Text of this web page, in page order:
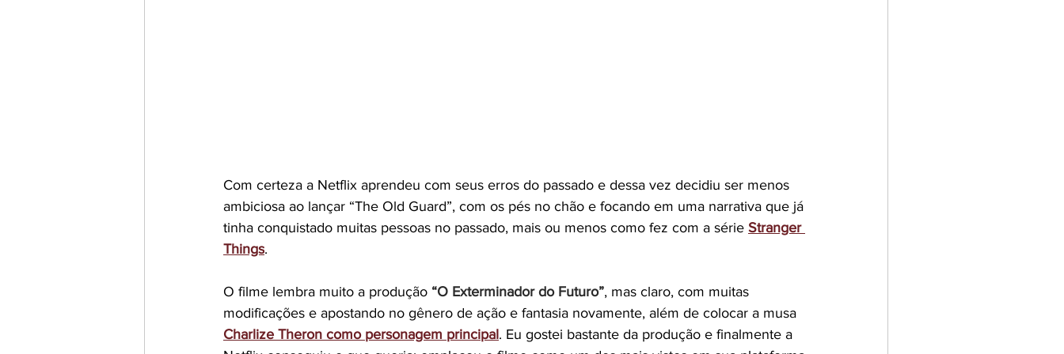
Com certeza a Netflix aprendeu com seus erros do passado e dessa vez decidiu ser menos
ambiciosa ao lançar “The Old Guard”, com os pés no chão e focando em uma narrativa que já
tinha conquistado muitas pessoas no passado, mais ou menos como fez com a série Stranger
Things.
O filme lembra muito a produção “O Exterminador do Futuro”, mas claro, com muitas
modificações e apostando no gênero de ação e fantasia novamente, além de colocar a musa
Charlize Theron como personagem principal. Eu gostei bastante da produção e finalmente a